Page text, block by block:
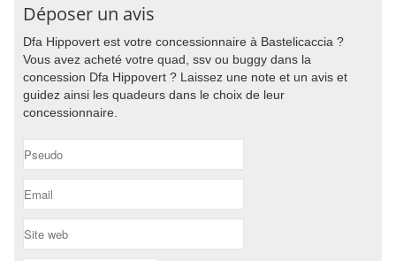
Déposer un avis
Dfa Hippovert est votre concessionnaire à Bastelicaccia ?
Vous avez acheté votre quad, ssv ou buggy dans la
concession Dfa Hippovert ? Laissez une note et un avis et
guidez ainsi les quadeurs dans le choix de leur
concessionnaire.